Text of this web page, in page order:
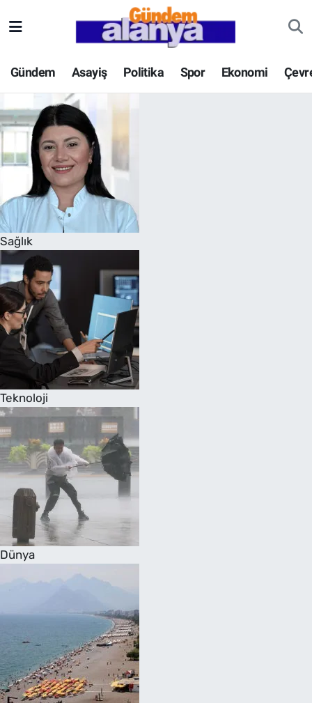
Gündem Asayiş Politika Spor Ekonomi
Sağlık
Teknoloji
Dünya